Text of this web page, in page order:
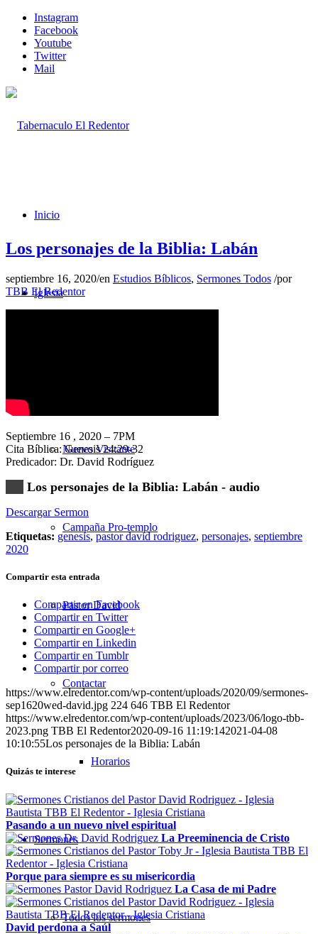
Instagram
Facebook
Youtube
Twitter
Mail
Inicio
Iglesia
Nuevo Visitante
Campaña Pro-templo
Pastor David
Contactar
Horarios
Sermones
Todos los sermones
Los personajes de la Biblia: Labán
septiembre 16, 2020/en Estudios Bíblicos, Sermones Todos /por
TBB El Redentor
Septiembre 16 , 2020 – 7PM
Cita Bíblica: Genesis 24:29-32
Predicador: Dr. David Rodríguez
Los personajes de la Biblia: Labán - audio
Descargar Sermon
Etiquetas: genesis,pastor david rodriguez, personajes, septiembre
2020
Compartir esta entrada
Compartir en Facebook
Compartir en Twitter
Compartir en Google+
Compartir en Linkedin
Compartir en Tumblr
Compartir por correo
https://www.elredentor.com/wp-content/uploads/2020/09/sermones-
sep1620wed-david.jpg 224 646 TBB El Redentor
https://www.elredentor.com/wp-content/uploads/2023/06/logo-tbb-
2023.png TBB El Redentor2020-09-16 11:19:142021-04-08
10:10:55Los personajes de la Biblia: Labán
Quizás te interese
Pasando a un nuevo nivel espiritual
La Preeminencia de Cristo
Porque para siempre es su misericordia
La Casa de mi Padre
David perdona a Saúl